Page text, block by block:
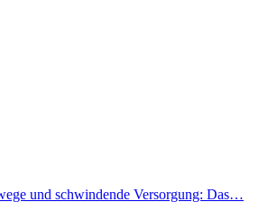
und schwindende Versorgung: Das…